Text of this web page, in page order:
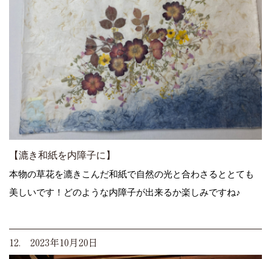
【漉き和紙を内障子に】
本物の草花を漉きこんだ和紙で自然の光と合わさるととても
美しいです！どのような内障子が出来るか楽しみですね♪
12. 2023年10月20日